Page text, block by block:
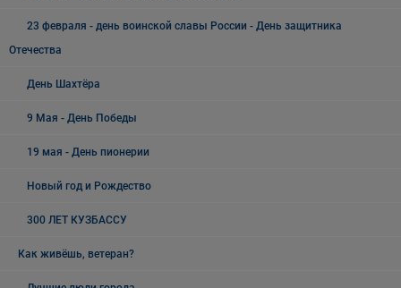
23 февраля - день воинской славы России - День защитника
Отечества
День Шахтёра
9 Мая - День Победы
19 мая - День пионерии
Новый год и Рождество
300 ЛЕТ КУЗБАССУ
Как живёшь, ветеран?